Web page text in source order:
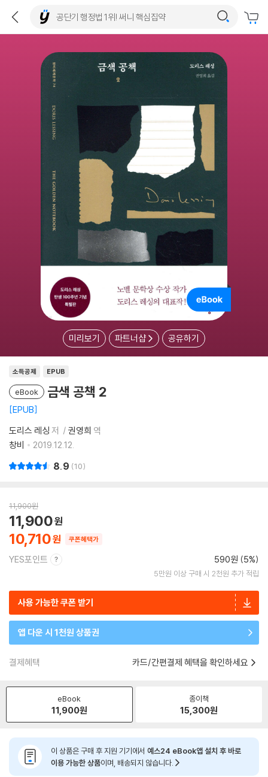
미리보기 파트너샵 공유하기
소득공제 EPUB
eBook 금색 공책 2
EPUB
도리스 레싱 저 권영희 역
창비
2019.12.12.
8.9 10
11,900원
10,710
11,900
쿠폰혜택가
YES포인트 590원 (5%)
5만원 이상 구매 시 2천원 추가 적립
사용 가능한 쿠폰 받기
앱 다운 시 1천원 상품권
결제혜택 카드/간편결제 혜택을 확인하세요
eBook
11,900원
종이책
15,300원
이 상품은 구매 후 지원 기기에서 예스24 eBook앱 설치 후 바로
이용 가능한 상품이며, 배송되지 않습니다.